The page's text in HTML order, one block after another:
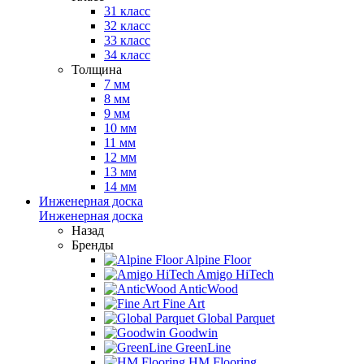
31 класс
32 класс
33 класс
34 класс
Толщина
7 мм
8 мм
9 мм
10 мм
11 мм
12 мм
13 мм
14 мм
Инженерная доска
Инженерная доска
Назад
Бренды
Alpine Floor
Amigo HiTech
AnticWood
Fine Art
Global Parquet
Goodwin
GreenLine